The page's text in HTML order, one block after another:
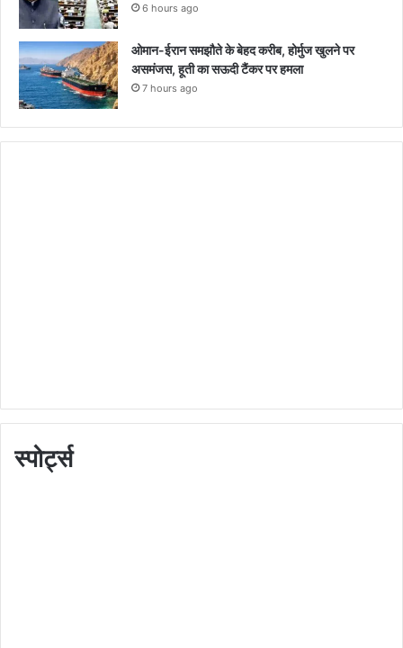
6 hours ago
ओमान-ईरान समझौते के बेहद करीब, होर्मुज खुलने पर
असमंजस, हूती का सऊदी टैंकर पर हमला
7 hours ago
स्पोर्ट्स